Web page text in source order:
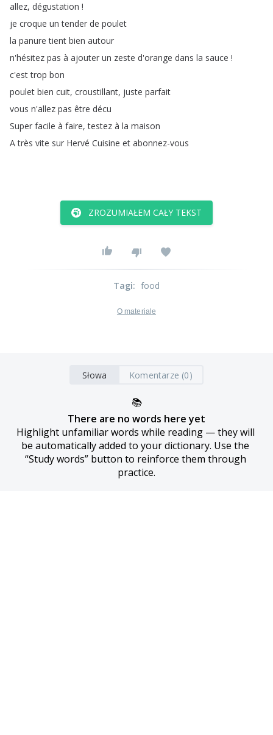
allez, dégustation !
je croque un tender de poulet
la panure tient bien autour
n'hésitez pas à ajouter un zeste d'orange dans la sauce !
c'est trop bon
poulet bien cuit, croustillant, juste parfait
vous n'allez pas être décu
Super facile à faire,testez à la maison
A très vite sur Hervé Cuisine et abonnez-vous
ZROZUMIAŁEM CAŁY TEKST
Tagi: food
O materiale
Słowa Komentarze (0)
📚
There are no words here yet
Highlight unfamiliar words while reading — they will
be automatically added to your dictionary. Use the
“Study words” button to reinforce them through
practice.